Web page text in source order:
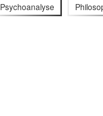
Psychoanalyse